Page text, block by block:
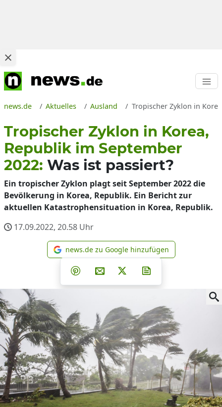
news.de Aktuelles Ausland Tropischer Zyklon in
Tropischer Zyklon in Korea,
Republik im September
2022: Was ist passiert?
Ein tropischer Zyklon plagt seit September 2022 die
Bevölkerung in Korea, Republik. Ein Bericht zur
aktuellen Katastrophensituation in Korea, Republik.
17.09.2022, 20.58 Uhr
news.de zu Google
news.de zu Google hinzufügen
Teilen auf Facebook
Teilen auf Whatsapp
Teilen auf Telegram
Teilen auf Pinterest
Per E-Mail teilen
Post auf X